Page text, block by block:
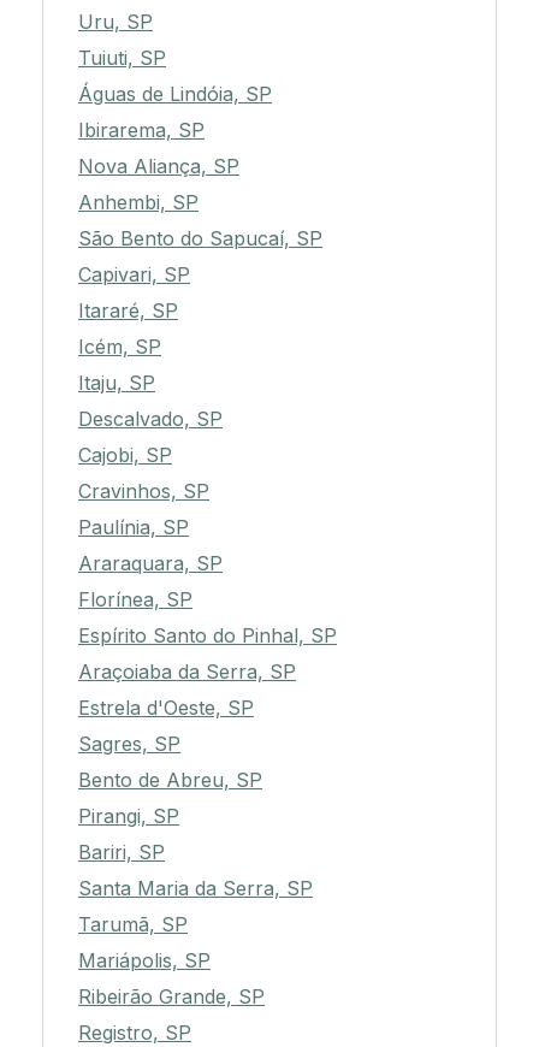
Uru, SP
Tuiuti, SP
Águas de Lindóia, SP
Ibirarema, SP
Nova Aliança, SP
Anhembi, SP
São Bento do Sapucaí, SP
Capivari, SP
Itararé, SP
Icém, SP
Itaju, SP
Descalvado, SP
Cajobi, SP
Cravinhos, SP
Paulínia, SP
Araraquara, SP
Florínea, SP
Espírito Santo do Pinhal, SP
Araçoiaba da Serra, SP
Estrela d'Oeste, SP
Sagres, SP
Bento de Abreu, SP
Pirangi, SP
Bariri, SP
Santa Maria da Serra, SP
Tarumã, SP
Mariápolis, SP
Ribeirão Grande, SP
Registro, SP